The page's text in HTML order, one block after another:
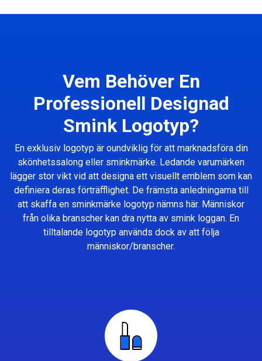
Vem Behöver En
Professionell Designad
Smink Logotyp?
En exklusiv logotyp är oundviklig för att marknadsföra din
skönhetssalong eller sminkmärke. Ledande varumärken
lägger stor vikt vid att designa ett visuellt emblem som kan
definiera deras förträfflighet. De främsta anledningarna till
att skaffa en sminkmärke logotyp nämns här. Människor
från olika branscher kan dra nytta av smink loggan. En
tilltalande logotyp används dock av att följa
människor/branscher.